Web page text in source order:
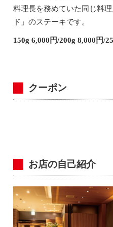
料理長を務めていた同じ料
ド」のステーキです。
150g 6,000円/200g 8,000円/
クーポン
お店の自己紹介